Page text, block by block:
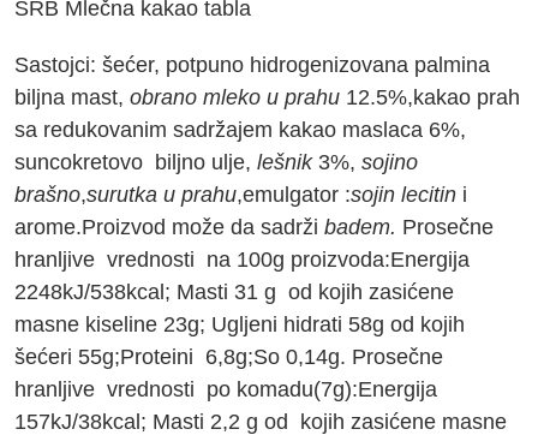
SRB Mlečna kakao tabla
Sastojci: šećer, potpuno hidrogenizovana palmina
biljna mast, obrano mleko u prahu 12.5%,kakao prah
sa redukovanim sadržajem kakao maslaca 6%,
suncokretovo biljno ulje, lešnik3%, sojino
brašno,surutka u prahu,emulgator :sojin lecitin i
arome.Proizvod može da sadrži badem. Prosečne
hranljive vrednosti na 100g proizvoda:Energija
2248kJ/538kcal; Мasti 31 g od kojih zasićene
masne kiseline 23g; Ugljeni hidrati 58g od kojih
šećeri 55g;Proteini 6,8g;So 0,14g. Prosečne
hranljive vrednosti po komadu(7g):Energija
157kJ/38kcal; Мasti 2,2 g od kojih zasićene masne